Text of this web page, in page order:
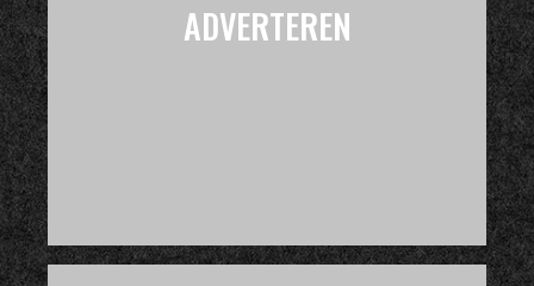
ADVERTEREN